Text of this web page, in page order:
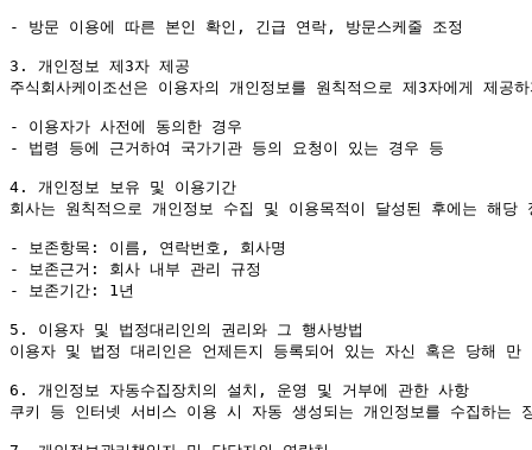
- 방문 이용에 따른 본인 확인, 긴급 연락, 방문스케줄 조정
3. 개인정보 제3자 제공
주식회사케이조선은 이용자의 개인정보를 원칙적으로 제3자에게 제
- 이용자가 사전에 동의한 경우
- 법령 등에 근거하여 국가기관 등의 요청이 있는 경우 등
4. 개인정보 보유 및 이용기간
회사는 원칙적으로 개인정보 수집 및 이용목적이 달성된 후에는 해
- 보존항목: 이름, 연락번호, 회사명
- 보존근거: 회사 내부 관리 규정
- 보존기간: 1년
5. 이용자 및 법정대리인의 권리와 그 행사방법
이용자 및 법정 대리인은 언제든지 등록되어 있는 자신 혹은 당해
6. 개인정보 자동수집장치의 설치, 운영 및 거부에 관한 사항
쿠키 등 인터넷 서비스 이용 시 자동 생성되는 개인정보를 수집하는